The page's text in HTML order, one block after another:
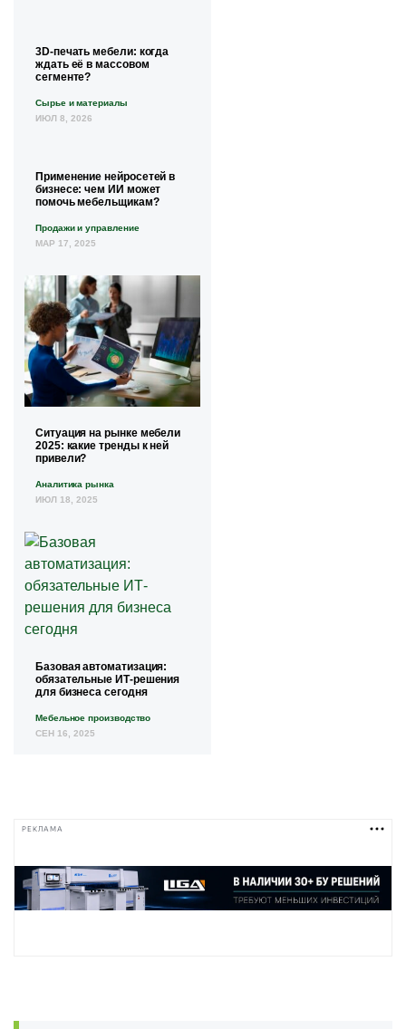
3D-печать мебели: когда
ждать её в массовом
сегменте?
Сырье и материалы
ИЮЛ 8, 2026
Применение нейросетей в
бизнесе: чем ИИ может
помочь мебельщикам?
Продажи и управление
МАР 17, 2025
Ситуация на рынке мебели
2025: какие тренды к ней
привели?
Аналитика рынка
ИЮЛ 18, 2025
Базовая автоматизация:
обязательные ИТ-решения
для бизнеса сегодня
Мебельное производство
СЕН 16, 2025
РЕКЛАМА